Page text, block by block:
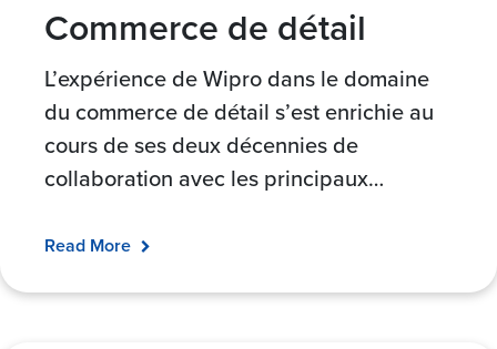
Commerce de détail
L’expérience de Wipro dans le domaine
du commerce de détail s’est enrichie au
cours de ses deux décennies de
collaboration avec les principaux…
Read More